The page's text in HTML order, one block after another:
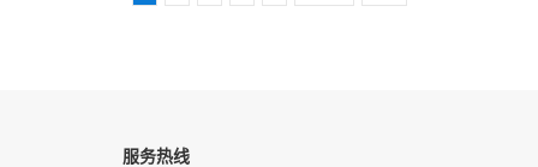
服务热线